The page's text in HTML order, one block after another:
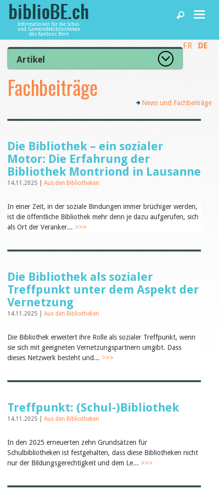
Informationen für die Schul-
und Gemeindebibliotheken
des Kantons Bern
Home
News und Fachbeiträge
Bibliotheken
Agenda
Dienstleistungen
biblioBE nutzen
FR DE
Artikel
Zur Artikelübersicht
Lesenswert
Gut bewertet
Kategorien
Aus dem Amt für Kultur
Aus der Kommission
Aus den Bibliotheken
Organisation
Raum und Infrastruktur
Bestand
Benutzung
Finanzen
Personal
Qualitätsmanagement
Recht und Politik
Öffentlichkeitsarbeit
Leseförderung
Tags
Aus- und Weiterbildung
Veranstaltungen
Kinder- und Jugendmedien
Bibliothek und Schule
Jugendliche
Einmalige Beiträge
Bibliotheksangebote
Unterstützungsbeiträge
Alle Tags
Autoren
Birgit Libiszewski
Ursula Strahm
Sandra Dettwyler
Fachbeiträge
News und Fachbeiträge
Die Bibliothek – ein sozialer
Motor: Die Erfahrung der
Bibliothek Montriond in Lausanne
14.11.2025 |Aus den Bibliotheken
In einer Zeit, in der soziale Bindungen immer brüchiger werden,
ist die öffentliche Bibliothek mehr denn je dazu aufgerufen, sich
als Ort der Veranker... >>>
Die Bibliothek als sozialer
Treffpunkt unter dem Aspekt der
Vernetzung
14.11.2025 | Aus den Bibliotheken
Die Bibliothek erweitert ihre Rolle als sozialer Treffpunkt, wenn
sie sich mit geeigneten Vernetzungspartnern umgibt. Dass
dieses Netzwerk besteht und... >>>
Treffpunkt: (Schul-)Bibliothek
14.11.2025 | Aus den Bibliotheken
In den 2025 erneuerten zehn Grundsätzen für
Schulbibliotheken ist festgehalten, dass diese Bibliotheken nicht
nur der Bildungsgerechtigkeit und dem Le... >>>